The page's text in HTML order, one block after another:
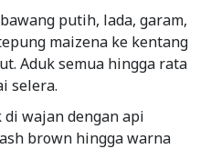
putih, lada, garam,
maizena ke kentang
Aduk semua hingga rata
selera.
di wajan dengan api
brown hingga warna